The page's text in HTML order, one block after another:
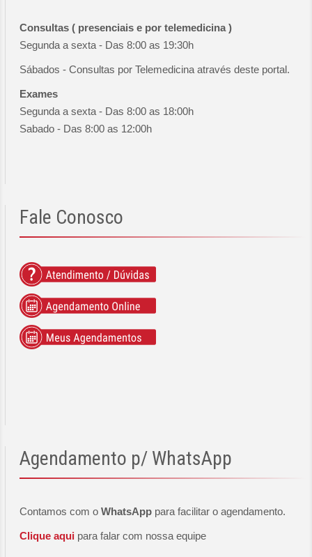
Consultas ( presenciais e por telemedicina )
Segunda a sexta - Das 8:00 as 19:30h
Sábados - Consultas por Telemedicina através deste portal.
Exames
Segunda a sexta - Das 8:00 as 18:00h
Sabado - Das 8:00 as 12:00h
Fale Conosco
Agendamento p/ WhatsApp
Contamos com o WhatsApp para facilitar o agendamento.
Clique aqui para falar com nossa equipe